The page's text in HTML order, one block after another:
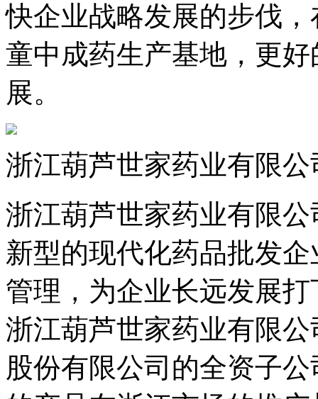
快企业战略发展的步伐
童中成药生产基地，
展。
浙江葫芦世家药业有限公
浙江葫芦世家药业有限公
新型的现代化药品批发企业
管理，为企业长远发展
浙江葫芦世家药业有限
股份有限公司的全资子公